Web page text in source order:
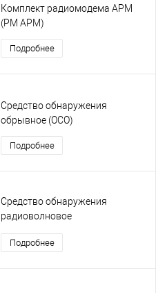
Комплект радиомодема АРМ
(РМ АРМ)
Подробнее
Средство обнаружения
обрывное (ОСО)
Подробнее
Средство обнаружения
радиоволновое
Подробнее